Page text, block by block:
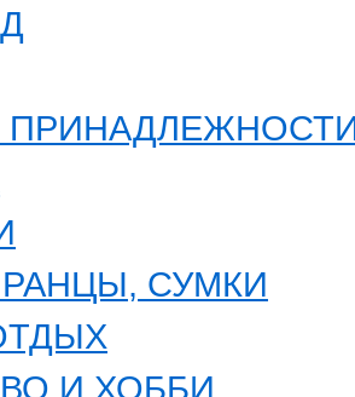
СУМКИ
И ХОББИ